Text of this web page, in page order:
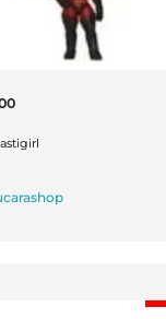
El
Es:
$150.00.